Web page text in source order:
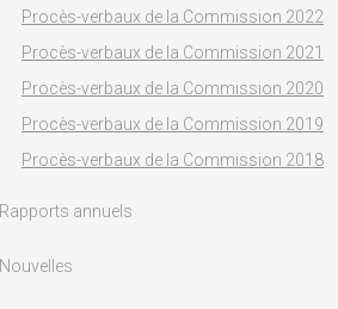
Procès-verbaux de la Commission 2022
Procès-verbaux de la Commission 2021
Procès-verbaux de la Commission 2020
Procès-verbaux de la Commission 2019
Procès-verbaux de la Commission 2018
Rapports annuels
Nouvelles